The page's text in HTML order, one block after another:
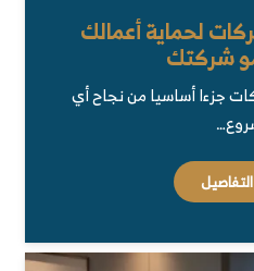
لحماية أعمالك
شركتك
جزءا أساسيا من نجاح أي